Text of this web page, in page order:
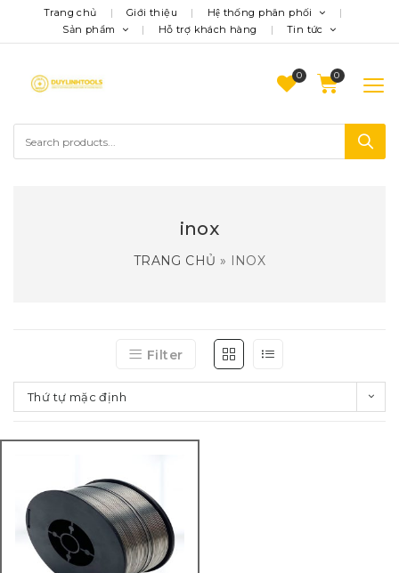
Trang chủ Giới thiệu
Hệ thống phân phối
Sản phẩm
Hỗ trợ khách hàng Tin tức
0
inox
TRANG CHỦ » INOX
Filter
Thứ tự mặc định